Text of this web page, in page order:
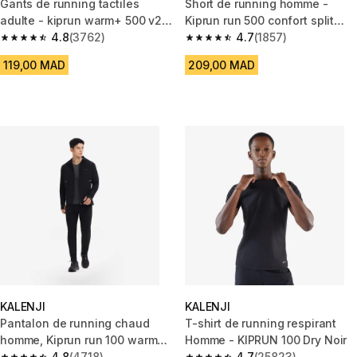
Gants de running tactiles
adulte - kiprun warm+ 500 v2
noir
4.8
4.8 out of 5 stars from 3762 reviews
(3762)
119,00 MAD
Short de running homme -
Kiprun run 500 confort split
noir
4.7
4.7 out of 5 stars from 1857
(1857)
209,00 MAD
KALENJI
Pantalon de running chaud
homme, Kiprun run 100 warm
KALENJI
T-shirt de running respirant
Homme - KIPRUN 100 Dry Noir